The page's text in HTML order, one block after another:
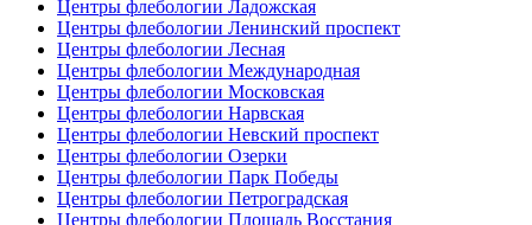
Центры флебологии Ладожская
Центры флебологии Ленинский проспект
Центры флебологии Лесная
Центры флебологии Международная
Центры флебологии Московская
Центры флебологии Нарвская
Центры флебологии Невский проспект
Центры флебологии Озерки
Центры флебологии Парк Победы
Центры флебологии Петроградская
Центры флебологии Площадь Восстания